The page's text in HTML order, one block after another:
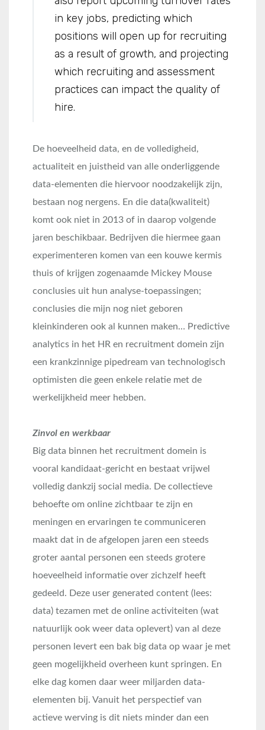
in key jobs, predicting which
positions will open up for recruiting
as a result of growth, and projecting
which recruiting and assessment
practices can impact the quality of
hire.
De hoeveelheid data, en de volledigheid,
actualiteit en juistheid van alle onderliggende
data-elementen die hiervoor noodzakelijk zijn,
bestaan nog nergens. En die data(kwaliteit)
komt ook niet in 2013 of in daarop volgende
jaren beschikbaar. Bedrijven die hiermee gaan
experimenteren komen van een kouwe kermis
thuis of krijgen zogenaamde Mickey Mouse
conclusies uit hun analyse-toepassingen;
conclusies die mijn nog niet geboren
kleinkinderen ook al kunnen maken… Predictive
analytics in het HR en recruitment domein zijn
een krankzinnige pipedream van technologisch
optimisten die geen enkele relatie met de
werkelijkheid meer hebben.
Zinvol en werkbaar
Big data binnen het recruitment domein is
vooral kandidaat-gericht en bestaat vrijwel
volledig dankzij social media. De collectieve
behoefte om online zichtbaar te zijn en
meningen en ervaringen te communiceren
maakt dat in de afgelopen jaren een steeds
groter aantal personen een steeds grotere
hoeveelheid informatie over zichzelf heeft
gedeeld. Deze user generated content (lees:
data) tezamen met de online activiteiten (wat
natuurlijk ook weer data oplevert) van al deze
personen levert een bak big data op waar je met
geen mogelijkheid overheen kunt springen. En
elke dag komen daar weer miljarden data-
elementen bij. Vanuit het perspectief van
actieve werving is dit niets minder dan een